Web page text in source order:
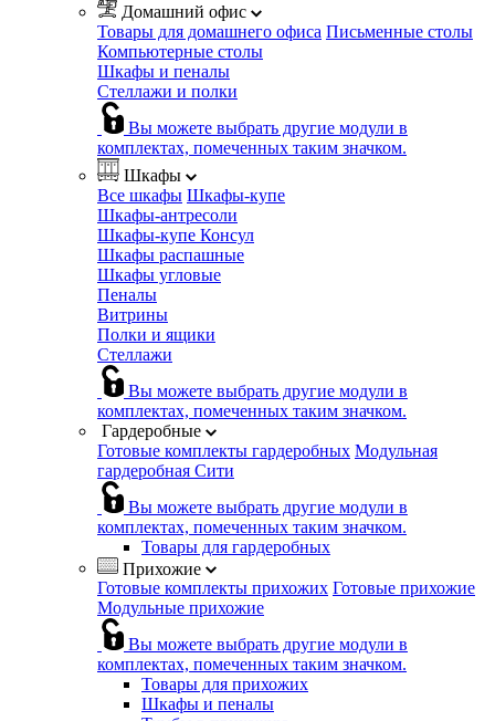
Домашний офис
Товары для домашнего офиса Письменные столы
Компьютерные столы
Шкафы и пеналы
Стеллажи и полки
Вы можете выбрать другие модули в
комплектах, помеченных таким значком.
Шкафы
Все шкафы Шкафы-купе
Шкафы-антресоли
Шкафы-купе Консул
Шкафы распашные
Шкафы угловые
Пеналы
Витрины
Полки и ящики
Стеллажи
Вы можете выбрать другие модули в
комплектах, помеченных таким значком.
Гардеробные
Готовые комплекты гардеробных Модульная
гардеробная Сити
Вы можете выбрать другие модули в
комплектах, помеченных таким значком.
Товары для гардеробных
Прихожие
Готовые комплекты прихожих Готовые прихожие
Модульные прихожие
Вы можете выбрать другие модули в
комплектах, помеченных таким значком.
Товары для прихожих
Шкафы и пеналы